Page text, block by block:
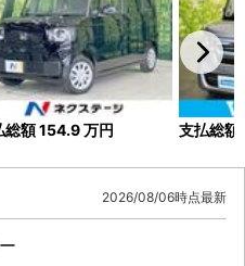
総額154.9万円 支払総額
2026/08/06時点最新